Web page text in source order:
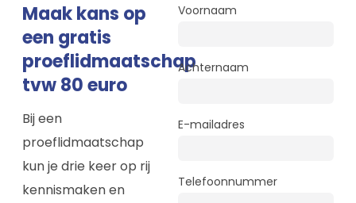
Maak kans op
een gratis
proeflidmaatschap
tvw 80 euro
Bij een
proeflidmaatschap
kun je drie keer op rij
kennismaken en
Voornaam
Achternaam
E-mailadres
Telefoonnummer